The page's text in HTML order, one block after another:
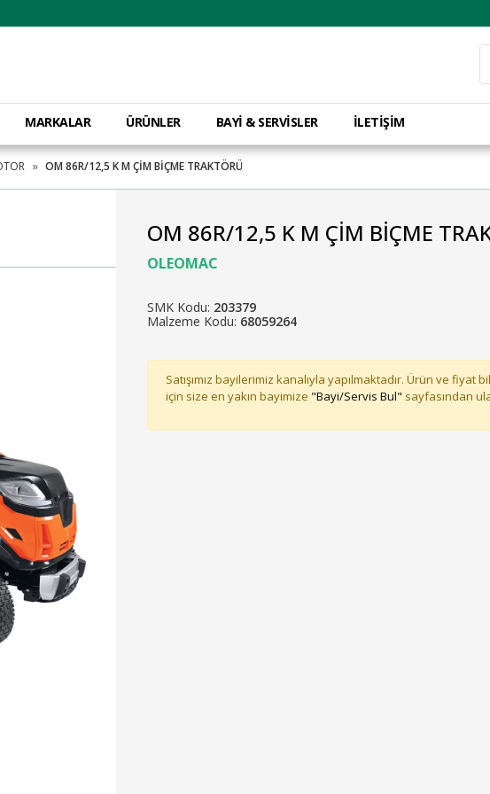
MARKALAR ÜRÜNLER BAYİ & SERVİSLER İLETİŞİM
OM 86R/12,5 K M ÇİM BİÇME TRAKTÖRÜ
OM 86R/12,5 K M ÇİM BİÇME
OLEOMAC
SMK Kodu: 203379
Malzeme Kodu: 68059264
Satışımız bayilerimiz kanalıyla yapılmaktadır. Ürün ve fiyat
için size en yakın bayimize "Bayi/Servis Bul" sayfasından